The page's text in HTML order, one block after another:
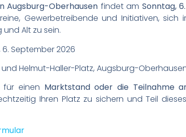
Augsburg-Oberhausen findet am Sonntag,
Gewerbetreibende und Initiativen,
Alt zu sein.
September 2026
und Helmut-Haller-Platz, Augsburg-
für einen Marktstand oder die Teilnahme
Ihren Platz zu sichern und Teil